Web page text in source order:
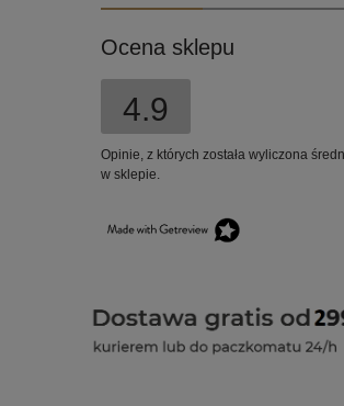
Ocena sklepu
4.9
Opinie, z których została wyliczona
w sklepie.